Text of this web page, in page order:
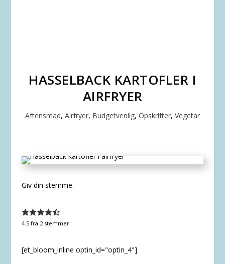
HASSELBACK KARTOFLER I
AIRFRYER
Aftensmad, Airfryer, Budgetvenlig, Opskrifter, Vegetar
Giv din stemme.
4.5fra 2stemmer
[et_bloom_inline optin_id="optin_4"]